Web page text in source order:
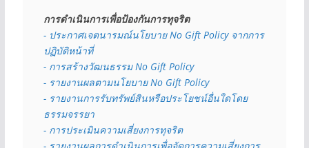
การดำเนินการเพื่อป้องกันการทุจริต
- ประกาศเจตนารมณ์นโยบาย No Gift Policy จากการ
ปฏิบัติหน้าที่
- การสร้างวัฒนธรรม No Gift Policy
- รายงานผลตามนโยบาย No Gift Policy
- รายงานการรับทรัพย์สินหรือประโยชน์อื่นใดโดย
ธรรมจรรยา
- การประเมินความเสี่ยงการทุจริต
- รายงานผลการดำเนินการเพื่อจัดการความเสี่ยงการ